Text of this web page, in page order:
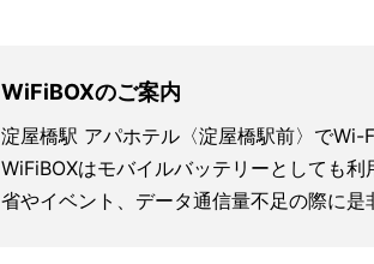
WiFiBOXのご案内
淀屋橋駅 アパホテル〈淀屋橋駅前〉でWi-
WiFiBOXはモバイルバッテリーとしても
省やイベント、データ通信量不足の際に是